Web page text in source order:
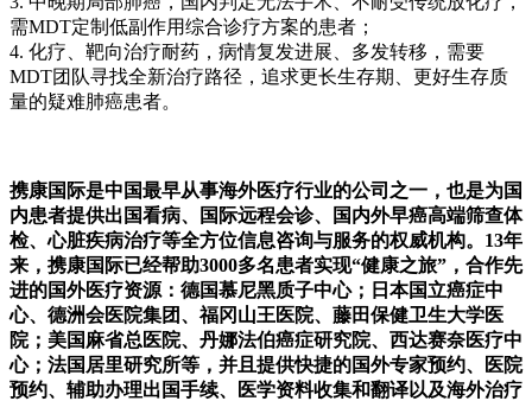
需MDT定制低副作用综合诊疗方案的患者；
4. 化疗、靶向治疗耐药，病情复发进展、多发转移，需要
MDT团队寻找全新治疗路径，追求更长生存期、更好生存质
量的疑难肺癌患者。
携康国际是中国最早从事海外医疗行业的公司之一，也是为国
内患者提供出国看病、国际远程会诊、国内外早癌高端筛查体
检、心脏疾病治疗等全方位信息咨询与服务的权威机构。13年
来，携康国际已经帮助3000多名患者实现“健康之旅”，合作先
进的国外医疗资源：德国慕尼黑质子中心；日本国立癌症中
心、德洲会医院集团、福冈山王医院、藤田保健卫生大学医
院；美国麻省总医院、丹娜法伯癌症研究院、西达赛奈医疗中
心；法国居里研究所等，并且提供快捷的国外专家预约、医院
预约、辅助办理出国手续、医学资料收集和翻译以及海外治疗